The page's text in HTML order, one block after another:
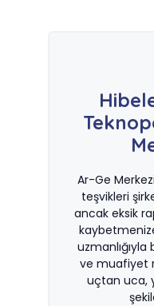
Ar-Ge
teşvikleri
ancak eksik
ve muafiyet
uçtan uca,